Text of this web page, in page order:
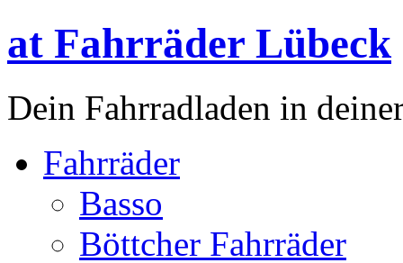
at Fahrräder Lübeck
Dein Fahrradladen in
Fahrräder
Basso
Böttcher Fahrräder